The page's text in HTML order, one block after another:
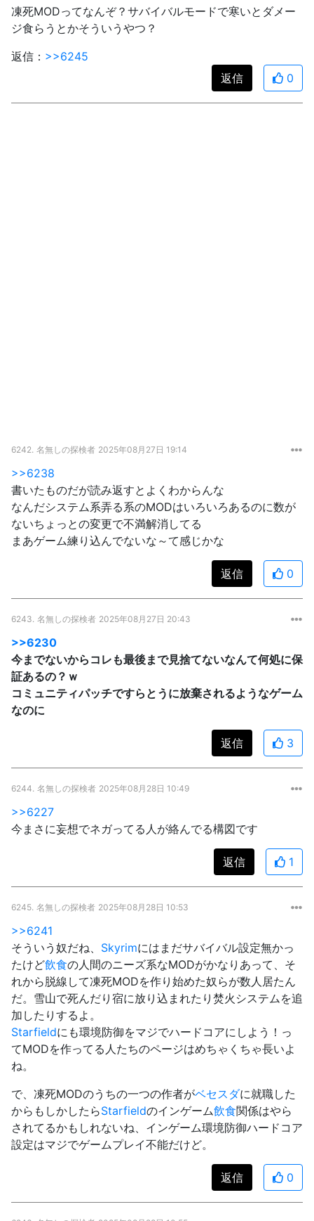
凍死MODってなんぞ？サバイバルモードで寒いとダメー
ジ食らうとかそういうやつ？
返信： >>6245
返信
0
6242. 名無しの探検者 2025年08月27日 19:14
>>6238
書いたものだが読み返すとよくわからんな
なんだシステム系弄る系のMODはいろいろあるのに数が
ないちょっとの変更で不満解消してる
まあゲーム練り込んでないな～て感じかな
返信 0
6243. 名無しの探検者 2025年08月27日 20:43
>>6230
今までないからコレも最後まで見捨てないなんて何処に保
証あるの？ｗ
コミュニティパッチですらとうに放棄されるようなゲーム
なのに
返信 3
6244. 名無しの探検者 2025年08月28日 10:49
>>6227
今まさに妄想でネガってる人が絡んでる構図です
返信 1
6245. 名無しの探検者 2025年08月28日 10:53
>>6241
そういう奴だね、 Skyrimにはまだサバイバル設定無かっ
たけど飲食の人間のニーズ系なMODがかなりあって、そ
れから脱線して凍死MODを作り始めた奴らが数人居たん
だ。雪山で死んだり宿に放り込まれたり焚火システムを追
加したりするよ。
Starfieldにも環境防御をマジでハードコアにしよう！っ
てMODを作ってる人たちのページはめちゃくちゃ長いよ
ね。
で、凍死MODのうちの一つの作者がベセスダに就職した
からもしかしたらStarfieldのインゲーム飲食関係はやら
されてるかもしれないね、インゲーム環境防御ハードコア
設定はマジでゲームプレイ不能だけど。
返信 0